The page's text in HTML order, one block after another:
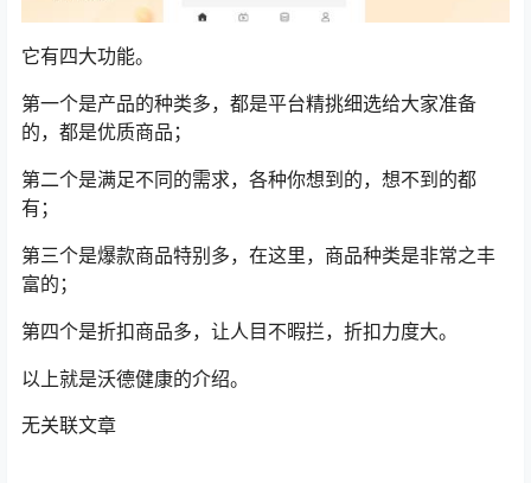
它有四大功能。
第一个是产品的种类多，都是平台精挑细选给大家准备
的，都是优质商品；
第二个是满足不同的需求，各种你想到的，想不到的都
有；
第三个是爆款商品特别多，在这里，商品种类是非常之丰
富的；
第四个是折扣商品多，让人目不暇拦，折扣力度大。
以上就是沃德健康的介绍。
无关联文章